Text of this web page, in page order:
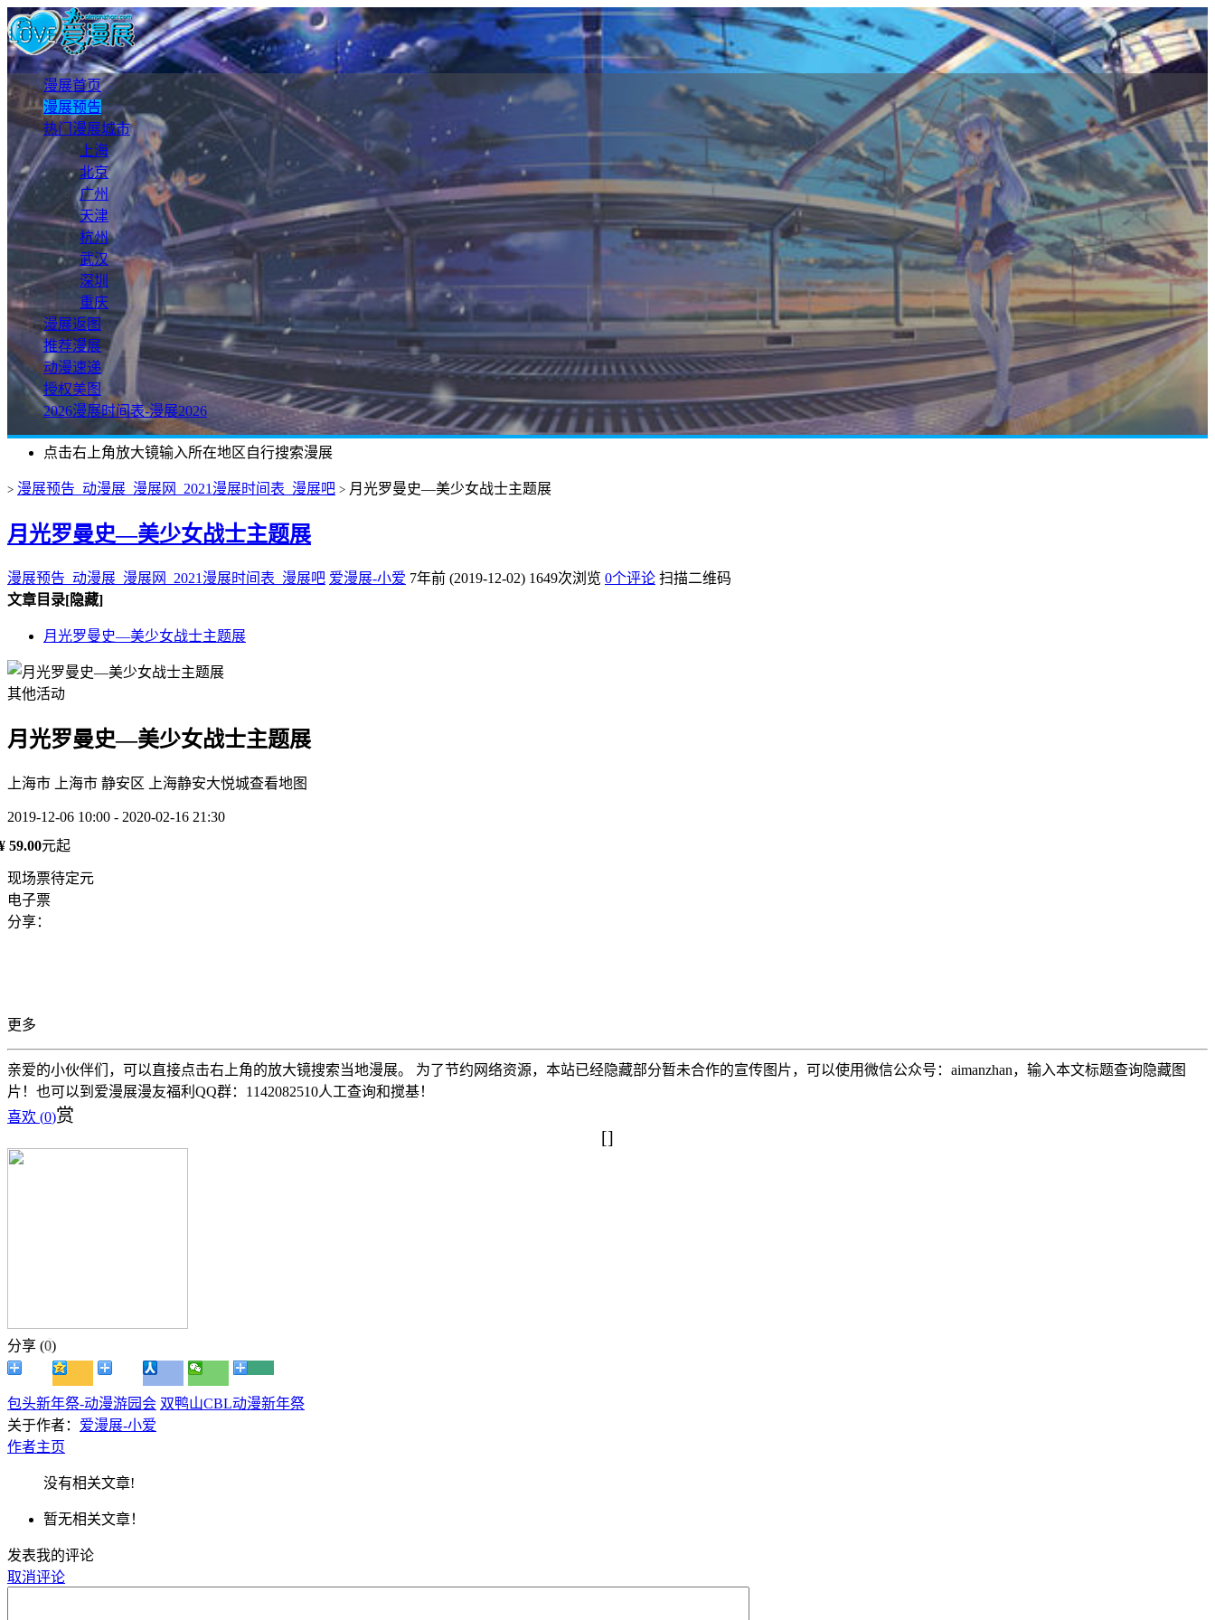
漫展首页
漫展预告
热门漫展城市
上海
北京
广州
天津
杭州
武汉
深圳
重庆
漫展返图
推荐漫展
动漫速递
授权美图
2026漫展时间表-漫展2026
点击右上角放大镜输入所在地区自行搜索漫展
> 漫展预告_动漫展_漫展网_2021漫展时间表_漫展吧 > 月光罗曼史—美少女战士主题展
月光罗曼史—美少女战士主题展
漫展预告_动漫展_漫展网_2021漫展时间表_漫展吧 爱漫展-小爱 7年前 (2019-12-02) 1649次浏览 0个评论 扫描二维码
文章目录[隐藏]
月光罗曼史—美少女战士主题展
其他活动
月光罗曼史—美少女战士主题展
上海市 上海市 静安区 上海静安大悦城查看地图
2019-12-06 10:00 - 2020-02-16 21:30
59.00元起
现场票待定元
电子票
分享：
更多
亲爱的小伙伴们，可以直接点击右上角的放大镜搜索当地漫展。 为了节约网络资源，本站已经隐藏部分暂未合作的宣传图片，可以使用微信公众号：aimanzhan，输入本文标题查询隐藏图
片！也可以到爱漫展漫友福利QQ群：1142082510人工查询和搅基！
喜欢 (0)赏
[]
分享 (0)
包头新年祭-动漫游园会 双鸭山CBL动漫新年祭
关于作者： 爱漫展-小爱
作者主页
没有相关文章!
暂无相关文章！
发表我的评论
取消评论